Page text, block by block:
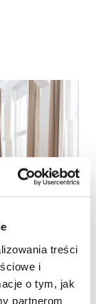
treści
i
o tym, jak
partnerom